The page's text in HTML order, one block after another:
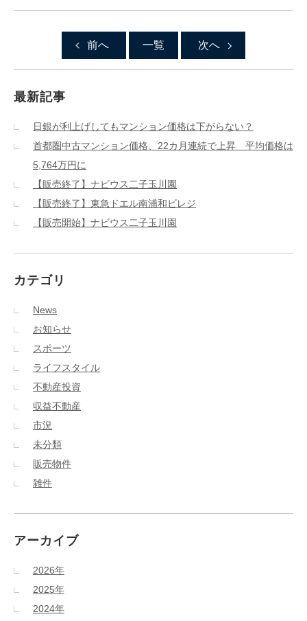
前へ 一覧 次へ
最新記事
日銀が利上げしてもマンション価格は下がらない？
首都圏中古マンション価格、22カ月連続で上昇 平均価格は
5,764万円に
【販売終了】ナビウス二子玉川園
【販売終了】東急ドエル南浦和ビレジ
【販売開始】ナビウス二子玉川園
カテゴリ
News
お知らせ
スポーツ
ライフスタイル
不動産投資
収益不動産
市況
未分類
販売物件
雑件
アーカイブ
2026年
2025年
2024年